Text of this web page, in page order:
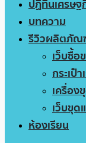
ปฏิทินเศรษฐ
บทความ
รีวิวผลิตภัณ
เว็บซื้อ
กระเป๋
เครื่อง
เว็บขุด
ห้องเรียน